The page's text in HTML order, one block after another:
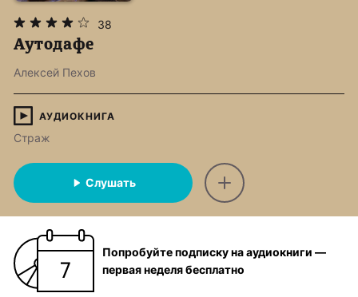
38
Аутодафе
Алексей Пехов
АУДИОКНИГА
Страж
Слушать
Попробуйте подписку на аудиокниги —
первая неделя бесплатно